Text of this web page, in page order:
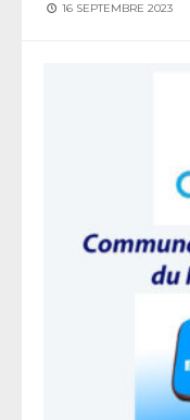
16 SEPTEMBRE 2023